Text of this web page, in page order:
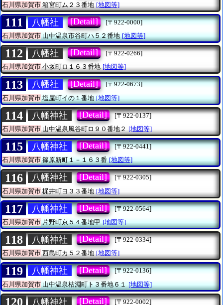
石川県加賀市 箱宮町ム２３番地 [地図等]
111 八幡社 [Detail]
[〒922-0000]
石川県加賀市山中温泉市谷町ハ５２番地 [地図等]
112 八幡社 [Detail]
[〒922-0266]
石川県加賀市小坂町ロ１６３番地 [地図等]
113 八幡社 [Detail]
[〒922-0673]
石川県加賀市塩屋町イの１番地 [地図等]
114 八幡神社 [Detail]
[〒922-0137]
石川県加賀市山中温泉風谷町ロ９０番地２ [地図等]
115 八幡神社 [Detail]
[〒922-0441]
石川県加賀市篠原新町１－１６３番 [地図等]
116 八幡神社 [Detail]
[〒922-0305]
石川県加賀市 梶井町ヨ３３番地 [地図等]
117 八幡神社 [Detail]
[〒922-0564]
石川県加賀市片野町京５４番地甲 [地図等]
118 八幡神社 [Detail]
[〒922-0334]
石川県加賀市西島町カ５２番地 [地図等]
119 八幡神社 [Detail]
[〒922-0136]
石川県加賀市山中温泉枯淵町ト３番地６１ [地図等]
120 八幡神社 [Detail] [〒922-0002]